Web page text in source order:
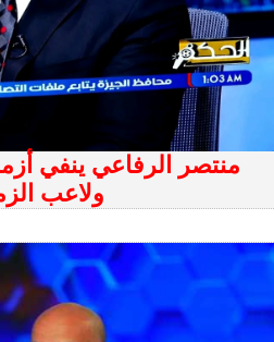
منتصر الرفاعي ينفي
ولاعب